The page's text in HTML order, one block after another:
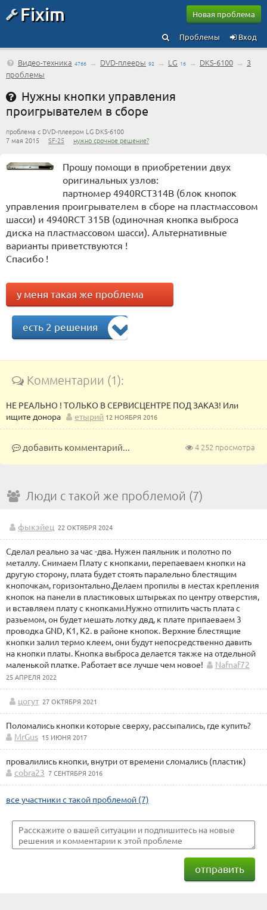
Fixim Новая проблема
Вход
Проблемы
Видео-техника 4766 → DVD-плееры 92 → LG 16 → DKS-6100 → 3
проблемы
Нужны кнопки управления
проигрывателем в сборе
проблема с DVD-плеером LG DKS-6100
7 мая 2015 SF-25 нужно срочное решение?
Прошу помощи в приобретении двух
оригинальных узлов:
партномер 4940RCT314B (блок кнопок
управления проигрывателем в сборе на пластмассовом
шасси) и 4940RCT 315B (одиночная кнопка выброса
диска на пластмассовом шасси). Альтернативные
варианты приветствуются !
Спасибо !
у меня такая же проблема
есть 2 решения
Комментарии (1):
НЕ РЕАЛЬНО ! ТОЛЬКО В СЕРВИСЦЕНТРЕ ПОД ЗАКАЗ! Или
ищите донора
етырий 12 НОЯБРЯ 2016
4 252 просмотра
добавить комментарий...
Люди с такой же проблемой (7)
фыкэйец 22 ОКТЯБРЯ 2024
Сделал реально за час -два. Нужен паяльник и полотно по
металлу. Снимаем Плату с кнопками, перепаеваем кнопки на
другую сторону, плата будет стоять паралельно блестящим
кнопочкам, горизонтально.Делаем пропилы в местах крепления
кнопок на панели в пластиковых штырьках по центру отверстия,
и вставляем плату с кнопками.Нужно отпилить часть плата с
разьемом, он будет мешать лотку двд, к плате припаеваем 3
проводка GND, K1, K2. в районе кнопок. Верхние блестящие
кнопки залил термо клеем, они будут непосредственно давить
на кнопки платы. Кнопка выброса делается также на отдельной
маленькой платке. Работает все лучше чем новое!
Nafnaf72
25 АПРЕЛЯ 2022
цогут 27 ОКТЯБРЯ 2021
Поломались кнопки которые сверху, рассыпались, где купить?
MrGus 15 ИЮНЯ 2017
провалились кнопки, внутри от времени сломались (пластик)
cobra23 7 СЕНТЯБРЯ 2016
все участники с такой проблемой (7)
отправить